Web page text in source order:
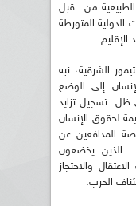
من قبل
الدولية المتورطة
الإقليم.
الشرقية، نبه
إلى الوضع
ظل تسجيل تزايد
لحقوق الإنسان
المدافعين عن
الذين يخضعون
والاحتجاز
الحرب.